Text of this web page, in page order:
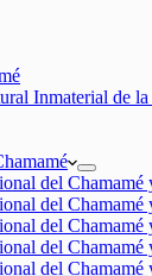
Inmaterial de
del
del
del
del
del